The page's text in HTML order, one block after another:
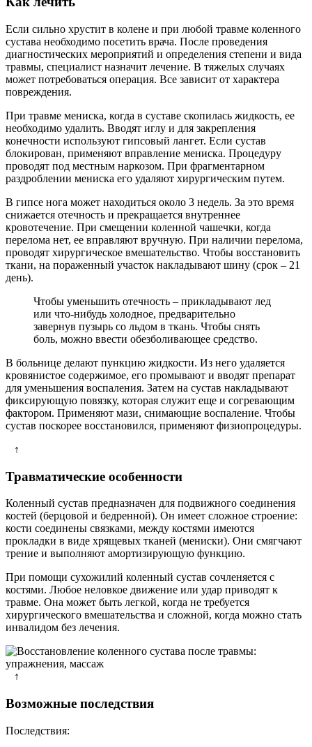
Если сильно хрустит в колене и при любой травме коленного
сустава необходимо посетить врача. После проведения
диагностических мероприятий и определения степени и вида
травмы, специалист назначит лечение. В тяжелых случаях
может потребоваться операция. Все зависит от характера
повреждения.
При травме мениска, когда в суставе скопилась жидкость, ее
необходимо удалить. Вводят иглу и для закрепления
конечности используют гипсовый лангет. Если сустав
блокирован, применяют вправление мениска. Процедуру
проводят под местным наркозом. При фрагментарном
раздроблении мениска его удаляют хирургическим путем.
В гипсе нога может находиться около 3 недель. За это время
снижается отечность и прекращается внутреннее
кровотечение. При смещении коленной чашечки, когда
перелома нет, ее вправляют вручную. При наличии перелома,
проводят хирургическое вмешательство. Чтобы восстановить
ткани, на пораженный участок накладывают шину (срок – 21
день).
Чтобы уменьшить отечность – прикладывают лед
или что-нибудь холодное, предварительно
завернув пузырь со льдом в ткань. Чтобы снять
боль, можно ввести обезболивающее средство.
В больнице делают пункцию жидкости. Из него удаляется
кровянистое содержимое, его промывают и вводят препарат
для уменьшения воспаления. Затем на сустав накладывают
фиксирующую повязку, которая служит еще и согревающим
фактором. Применяют мази, снимающие воспаление. Чтобы
сустав поскорее восстановился, применяют физиопроцедуры.
↑
Травматические особенности
Коленный сустав предназначен для подвижного соединения
костей (берцовой и бедренной). Он имеет сложное строение:
кости соединены связками, между костями имеются
прокладки в виде хрящевых тканей (мениски). Они смягчают
трение и выполняют амортизирующую функцию.
При помощи сухожилий коленный сустав сочленяется с
костями. Любое неловкое движение или удар приводят к
травме. Она может быть легкой, когда не требуется
хирургического вмешательства и сложной, когда можно стать
инвалидом без лечения.
↑
Возможные последствия
Последствия: